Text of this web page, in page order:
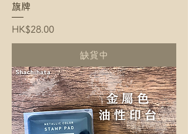
旗牌
Price
HK$28.00
缺貨中